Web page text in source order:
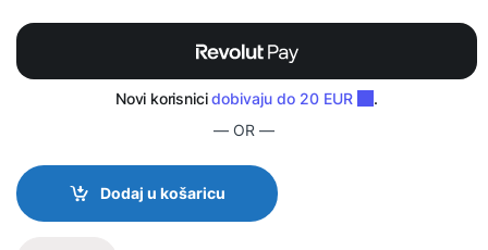
— OR —
Dodaj u košaricu